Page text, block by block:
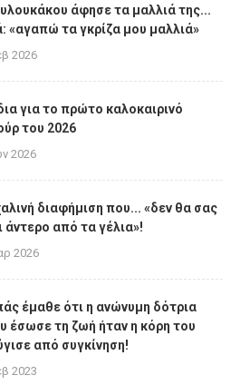
άφησε τα μαλλιά της...
«αγαπώ τα γκρίζα μου μαλλιά»
2026
για το πρώτο καλοκαιρινό
του 2026
2026
διαφήμιση που... «δεν θα σας
άντερο από τα γέλια»!
2026
έμαθε ότι η ανώνυμη δότρια
έσωσε τη ζωή ήταν η κόρη του
από συγκίνηση!
2023